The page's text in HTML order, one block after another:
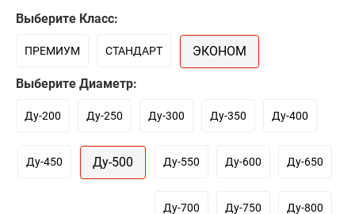
Выберите Класс:
ПРЕМИУМ СТАНДАРТ ЭКОНОМ
Выберите Диаметр:
Ду-200 Ду-250 Ду-300 Ду-350 Ду-400
Ду-450 Ду-500 Ду-550 Ду-600 Ду-650
Ду-700 Ду-750 Ду-800